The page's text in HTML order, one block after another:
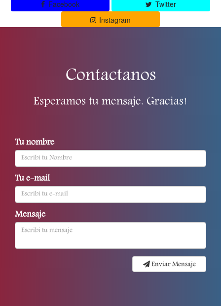
Facebook
Twitter
Instagram
Contactanos
Esperamos tu mensaje. Gracias!
Tu nombre
Tu e-mail
Mensaje
Enviar Mensaje